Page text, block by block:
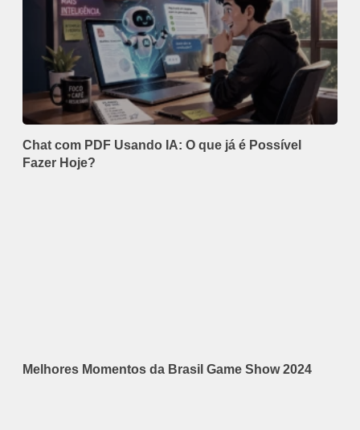
Chat com PDF Usando IA: O que já é Possível
Fazer Hoje?
Melhores Momentos da Brasil Game Show 2024